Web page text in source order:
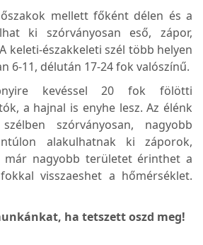
mellett főként délen és a
ki szórványosan eső, zápor,
keleti-északkeleti szél több helyen
6-11, délután 17-24 fok valószínű.
kevéssel 20 fok fölötti
a hajnal is enyhe lesz. Az élénk
szélben szórványosan, nagyobb
alakulhatnak ki záporok,
már nagyobb területet érinthet a
visszaeshet a hőmérséklet.
ha tetszett oszd meg!